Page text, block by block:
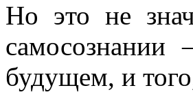
Но это не
будущем, и